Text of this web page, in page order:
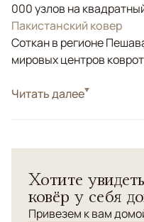
000 узлов на
Пакистанский ковер
Соткан в регионе
мировых центров
СтильКлассические
Пакистане по
красители, высокая
Читать далее
Хотите увидеть
ковёр у себя
Привезем к вам